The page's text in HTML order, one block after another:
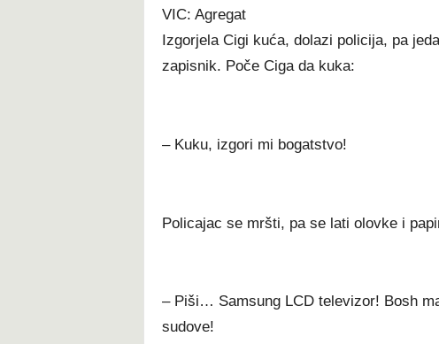
VIC: Agregat
Izgorjela Cigi kuća, dolazi policija, pa
zapisnik. Poče Ciga da kuka:
– Kuku, izgori mi bogatstvo!
Policajac se mršti, pa se lati olovke i
– Piši… Samsung LCD televizor! Bosh
sudove!